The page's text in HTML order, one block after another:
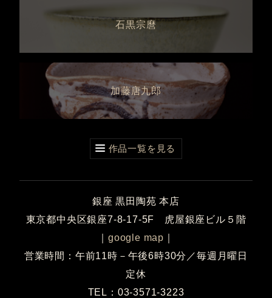
石黒宗麿
加藤唐九郎
作品一覧を見る
銀座 黒田陶苑 本店
東京都中央区銀座7-8-17-5F 虎屋銀座ビル５階
google map
営業時間：午前11時－午後6時30分／毎週月曜日
定休
TEL：03-3571-3223